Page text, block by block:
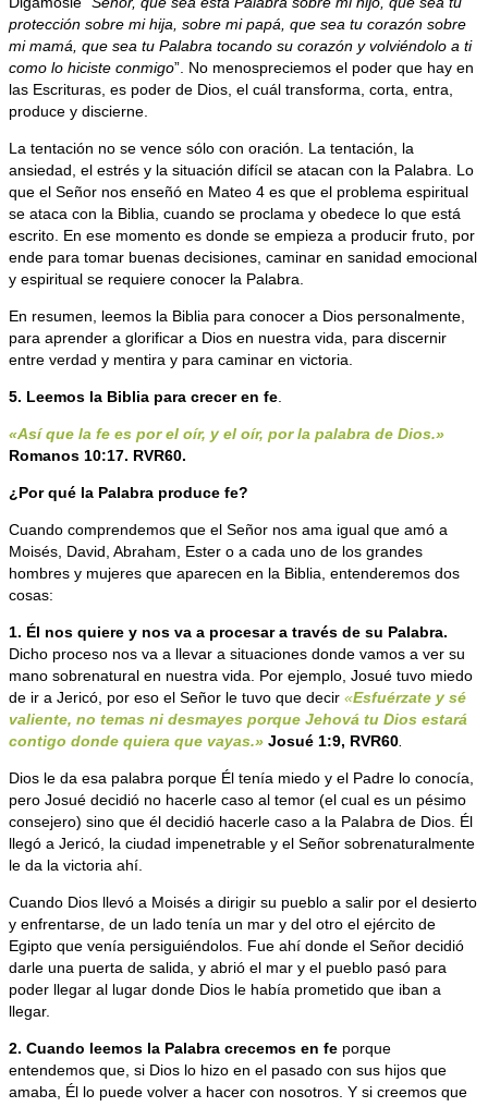
protección sobre mi hija, sobre mi papá, que sea tu corazón sobre
mi mamá, que sea tu Palabra tocando su corazón y volviéndolo a ti
como lo hiciste conmigo”. No menospreciemos el poder que hay en
las Escrituras, es poder de Dios, el cuál transforma, corta, entra,
produce y discierne.
La tentación no se vence sólo con oración. La tentación, la
ansiedad, el estrés y la situación difícil se atacan con la Palabra. Lo
que el Señor nos enseñó en Mateo 4 es que el problema espiritual
se ataca con la Biblia, cuando se proclama y obedece lo que está
escrito. En ese momento es donde se empieza a producir fruto, por
ende para tomar buenas decisiones, caminar en sanidad emocional
y espiritual se requiere conocer la Palabra.
En resumen, leemos la Biblia para conocer a Dios personalmente,
para aprender a glorificar a Dios en nuestra vida, para discernir
entre verdad y mentira y para caminar en victoria.
5. Leemos la Biblia para crecer en fe.
«Así que la fe es por el oír, y el oír, por la palabra de Dios.»
Romanos 10:17. RVR60.
¿Por qué la Palabra produce fe?
Cuando comprendemos que el Señor nos ama igual que amó a
Moisés, David, Abraham, Ester o a cada uno de los grandes
hombres y mujeres que aparecen en la Biblia, entenderemos dos
cosas:
1. Él nos quiere y nos va a procesar a través de su Palabra.
Dicho proceso nos va a llevar a situaciones donde vamos a ver su
mano sobrenatural en nuestra vida. Por ejemplo, Josué tuvo miedo
de ir a Jericó, por eso el Señor le tuvo que decir «Esfuérzate y sé
valiente, no temas ni desmayes porque Jehová tu Dios estará
contigo donde quiera que vayas.» Josué 1:9, RVR60.
Dios le da esa palabra porque Él tenía miedo y el Padre lo conocía,
pero Josué decidió no hacerle caso al temor (el cual es un pésimo
consejero) sino que él decidió hacerle caso a la Palabra de Dios. Él
llegó a Jericó, la ciudad impenetrable y el Señor sobrenaturalmente
le da la victoria ahí.
Cuando Dios llevó a Moisés a dirigir su pueblo a salir por el desierto
y enfrentarse, de un lado tenía un mar y del otro el ejército de
Egipto que venía persiguiéndolos. Fue ahí donde el Señor decidió
darle una puerta de salida, y abrió el mar y el pueblo pasó para
poder llegar al lugar donde Dios le había prometido que iban a
llegar.
2. Cuando leemos la Palabra crecemos en fe porque
entendemos que, si Dios lo hizo en el pasado con sus hijos que
amaba, Él lo puede volver a hacer con nosotros. Y si creemos que